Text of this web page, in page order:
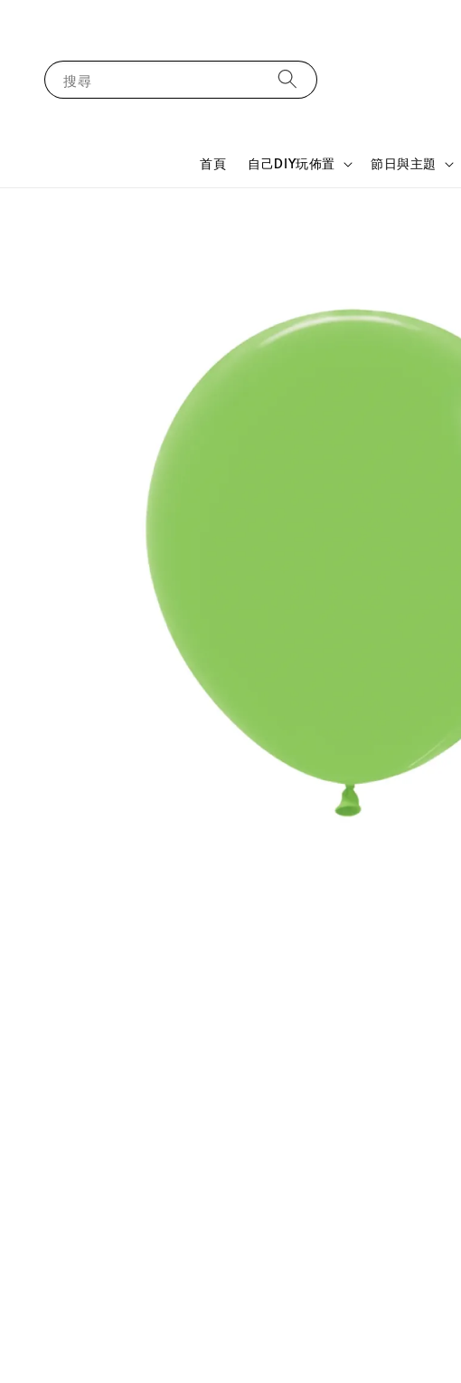
搜尋
首頁 自己DIY玩佈置 節日與主題